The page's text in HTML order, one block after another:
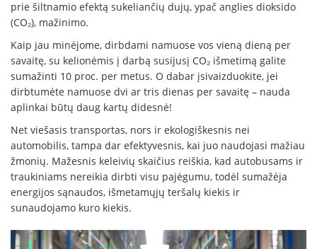
prie šiltnamio efektą sukeliančių dujų, ypač anglies dioksido
(CO₂), mažinimo.
Kaip jau minėjome, dirbdami namuose vos vieną dieną per
savaitę, su kelionėmis į darbą susijusį CO₂ išmetimą galite
sumažinti 10 proc. per metus. O dabar įsivaizduokite, jei
dirbtumėte namuose dvi ar tris dienas per savaitę – nauda
aplinkai būtų daug kartų didesnė!
Net viešasis transportas, nors ir ekologiškesnis nei
automobilis, tampa dar efektyvesnis, kai juo naudojasi mažiau
žmonių. Mažesnis keleivių skaičius reiškia, kad autobusams ir
traukiniams nereikia dirbti visu pajėgumu, todėl sumažėja
energijos sąnaudos, išmetamųjų teršalų kiekis ir
sunaudojamo kuro kiekis.